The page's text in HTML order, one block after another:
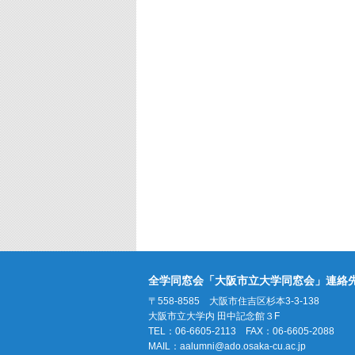
全学同窓会「大阪市立大学同窓会」連絡
〒558-8585 大阪市住吉区杉本3-3-138
大阪市立大学内 田中記念館３F
TEL：06-6605-2113 FAX：06-6605-2088
MAIL： aalumni@ado.osaka-cu.ac.jp